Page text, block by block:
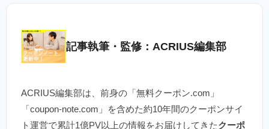
記事執筆・監修：ACRIUS編集部
ACRIUS編集部は、前身の「無料クーポン.com」
「coupon-note.com」を含めた約10年間のクーポンサイ
ト運営で累計1億PV以上の情報をお届けしてきたクーポ